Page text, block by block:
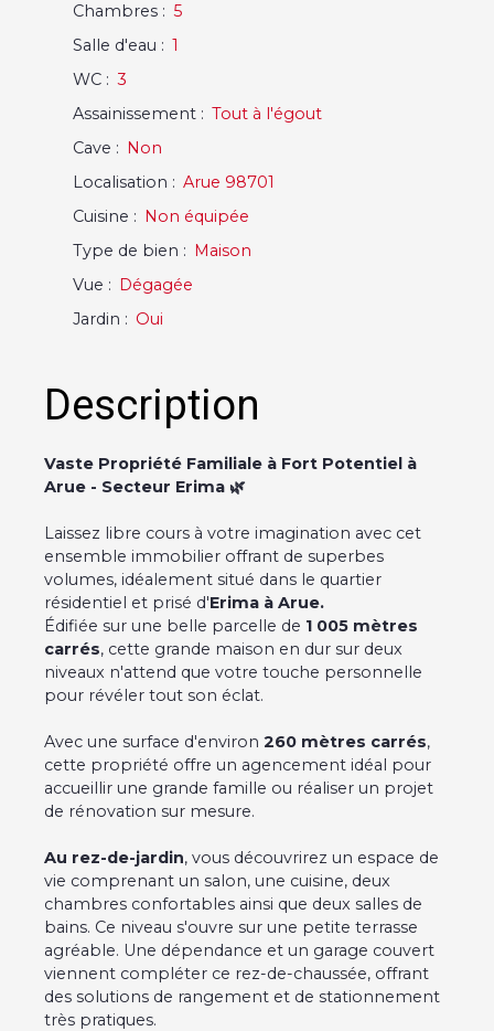
Chambres : 5
Salle d'eau : 1
WC : 3
Assainissement : Tout à l'égout
Cave : Non
Localisation : Arue 98701
Cuisine : Non équipée
Type de bien : Maison
Vue : Dégagée
Jardin : Oui
Description
Vaste Propriété Familiale à Fort Potentiel à
Arue - Secteur Erima 🌿
Laissez libre cours à votre imagination avec cet
ensemble immobilier offrant de superbes
volumes, idéalement situé dans le quartier
résidentiel et prisé d'Erima à Arue.
Édifiée sur une belle parcelle de 1 005 mètres
carrés, cette grande maison en dur sur deux
niveaux n'attend que votre touche personnelle
pour révéler tout son éclat.
Avec une surface d'environ 260 mètres carrés,
cette propriété offre un agencement idéal pour
accueillir une grande famille ou réaliser un projet
de rénovation sur mesure.
Au rez-de-jardin, vous découvrirez un espace de
vie comprenant un salon, une cuisine, deux
chambres confortables ainsi que deux salles de
bains. Ce niveau s'ouvre sur une petite terrasse
agréable. Une dépendance et un garage couvert
viennent compléter ce rez-de-chaussée, offrant
des solutions de rangement et de stationnement
très pratiques.